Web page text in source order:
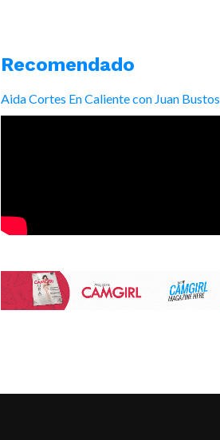
Recomendado
Aida Cortes En Caliente con Juan Bustos